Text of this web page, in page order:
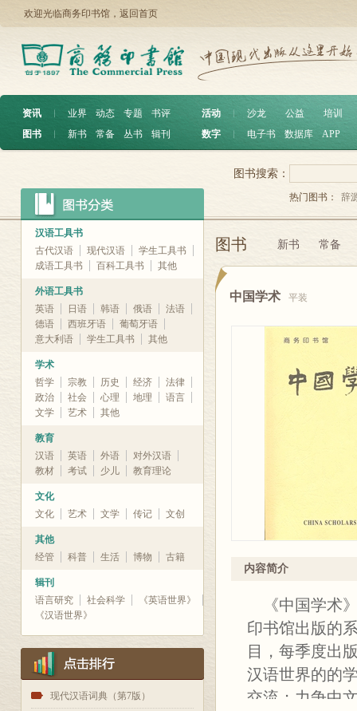
欢迎光临商务印书馆， 返回首页
资讯 ︱ 业界 动态 专题
书评
图书
︱ 新书 常备 丛书 辑刊
活动 沙龙 公益
培训
数字
电子书 数据库 APP
汉语工具书
古代汉语
现代汉语
学生工具书
成语工具书
百科工具书 其他
外语工具书
英语
日语 韩语 俄语
法语
德语
西班牙语
葡萄牙语
意大利语
学生工具书 其他
学术
哲学
宗教 历史 经济
法律
政治
社会 心理 地理
语言
文学
艺术 其他
教育
汉语
英语 外语
对外汉语
教材
考试 少儿 教育理论
文化
文化
艺术 文学 传记 文创
其他
经管
科普 生活 博物 古籍
辑刊
语言研究
社会科学
《英语世界》
《汉语世界》
1 现代汉语词典（第7版）
图书搜索：
热门图书： 辞
图书 新书 常备
中国学术 平装
内容简介
《中国学术
印书馆出版的
目，每季度出
汉语世界的的
交流；力争中